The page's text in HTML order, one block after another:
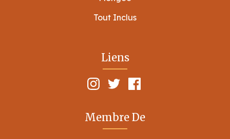
Tout Inclus
Liens
Membre De